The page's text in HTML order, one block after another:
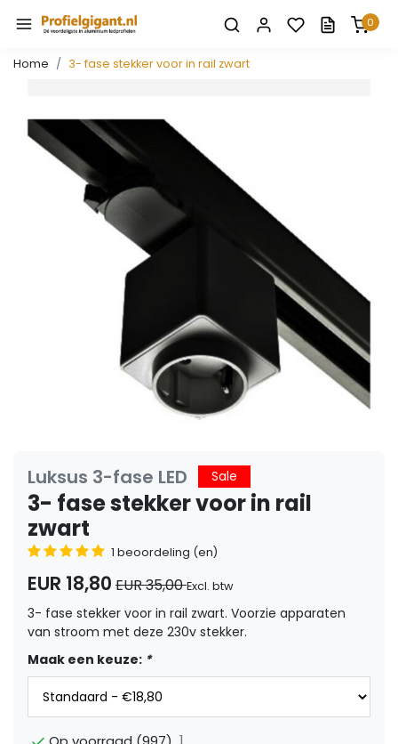
0
Home 3- fase stekker voor in rail zwart
Luksus 3-fase LED Sale
3- fase stekker voor in rail
zwart
1 beoordeling (en)
EUR 18,80 EUR 35,00Excl. btw
3- fase stekker voor in rail zwart. Voorzie apparaten
van stroom met deze 230v stekker.
Maak een keuze: *
1